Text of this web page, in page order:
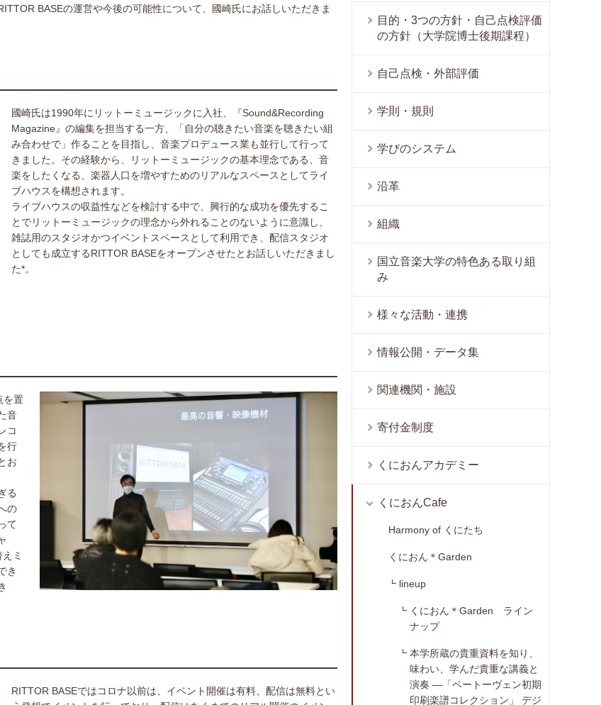
BASEの運営や今後の可能性について、國崎氏にお話しいただきま
國崎氏は1990年にリットーミュージックに入社、『Sound&Recording
Magazine』の編集を担当する一方、「自分の聴きたい音楽を聴きたい組
み合わせで」作ることを目指し、音楽プロデュース業も並行して行って
きました。その経験から、リットーミュージックの基本理念である、音
楽をしたくなる、楽器人口を増やすためのリアルなスペースとしてライ
ブハウスを構想されます。
ライブハウスの収益性などを検討する中で、興行的な成功を優先するこ
とでリットーミュージックの理念から外れることのないように意識し、
雑誌用のスタジオかつイベントスペースとして利用でき、配信スタジオ
としても成立するRITTOR BASEをオープンさせたとお話しいただきまし
た*。
を置
音
コ
行
お
る
の
て
ミ
き
RITTOR BASEではコロナ以前は、イベント開催は有料、配信は無料とい
目的・3つの方針・自己点検評価
の方針（大学院博士後期課程）
自己点検・外部評価
学則・規則
学びのシステム
沿革
組織
国立音楽大学の特色ある取り組
み
様々な活動・連携
情報公開・データ集
関連機関・施設
寄付金制度
くにおんアカデミー
くにおんCafe
Harmony of くにたち
くにおん＊Garden
lineup
くにおん＊Garden ライン
ナップ
本学所蔵の貴重資料を知り、
味わい、学んだ貴重な講義と
演奏 ―「ベートーヴェン初期
印刷楽譜コレクション」 デジ